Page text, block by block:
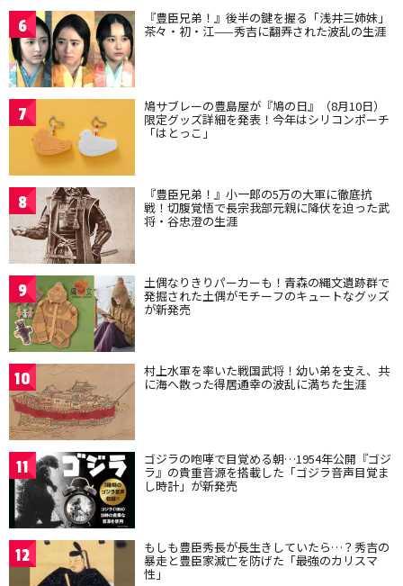
6 『豊臣兄弟！』後半の鍵を握る「浅井三姉妹」
茶々・初・江——秀吉に翻弄された波乱の生涯
7 鳩サブレーの豊島屋が『鳩の日』（8月10日）
限定グッズ詳細を発表！今年はシリコンポーチ
「はとっこ」
8 『豊臣兄弟！』小一郎の5万の大軍に徹底抗
戦！切腹覚悟で長宗我部元親に降伏を迫った武
将・谷忠澄の生涯
9 土偶なりきりパーカーも！青森の縄文遺跡群で
発掘された土偶がモチーフのキュートなグッズ
が新発売
10 村上水軍を率いた戦国武将！幼い弟を支え、共
に海へ散った得居通幸の波乱に満ちた生涯
11 ゴジラの咆哮で目覚める朝…1954年公開『ゴジ
ラ』の貴重音源を搭載した「ゴジラ音声目覚ま
し時計」が新発売
12 もしも豊臣秀長が長生きしていたら…？秀吉の
暴走と豊臣家滅亡を防げた「最強のカリスマ
性」